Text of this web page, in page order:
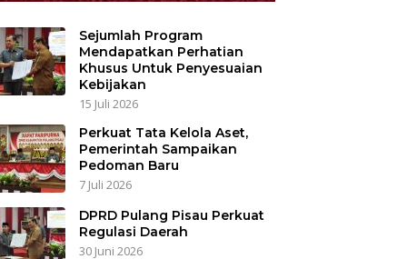
Sejumlah Program
Mendapatkan Perhatian
Khusus Untuk Penyesuaian
Kebijakan
15 Juli 2026
Perkuat Tata Kelola Aset,
Pemerintah Sampaikan
Pedoman Baru
7 Juli 2026
DPRD Pulang Pisau Perkuat
Regulasi Daerah
30 Juni 2026